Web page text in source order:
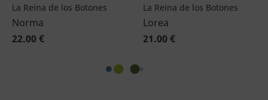
La Reina de los Botones
Norma
22.00 €
La Reina de los Botones
Lorea
21.00 €